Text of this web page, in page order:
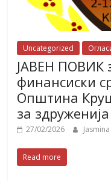
Uncategorized
ЈАВЕН ПОВИК
финансиски
Општина
за
27/02/2026
Read more